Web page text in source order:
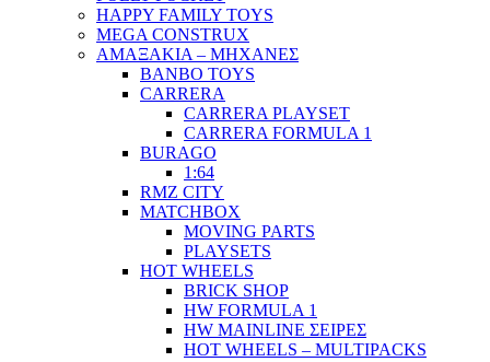
HAPPY FAMILY TOYS
MEGA CONSTRUX
ΑΜΑΞΑΚΙΑ – ΜΗΧΑΝΕΣ
BANBO TOYS
CARRERA
CARRERA PLAYSET
CARRERA FORMULA 1
BURAGO
1:64
RMZ CITY
MATCHBOX
MOVING PARTS
PLAYSETS
HOT WHEELS
BRICK SHOP
HW FORMULA 1
HW MAINLINE ΣΕΙΡΕΣ
HOT WHEELS – MULTIPACKS